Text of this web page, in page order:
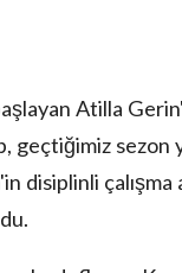
Atilla
sezon
disiplinli çalışma